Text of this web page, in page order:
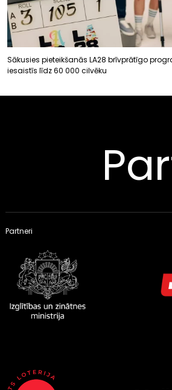
Sākusies pieteikšanās LA28 brīvprātīgo
iesaistīs līdz 60 000 cilvēku
Partneri